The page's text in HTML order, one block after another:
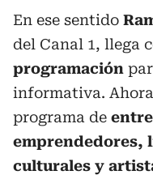
En ese sentido
del Canal 1, llega
programación
informativa.
programa de
emprendedores,
culturales y